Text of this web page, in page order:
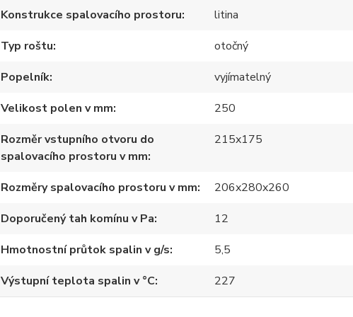
Konstrukce spalovacího prostoru
litina
Typ roštu
otočný
Popelník
vyjímatelný
Velikost polen v mm
250
Rozměr vstupního otvoru do
spalovacího prostoru v mm
215x175
Rozměry spalovacího prostoru v mm
206x280x260
Doporučený tah komínu v Pa
12
Hmotnostní průtok spalin v g/s
5,5
Výstupní teplota spalin v °C
227